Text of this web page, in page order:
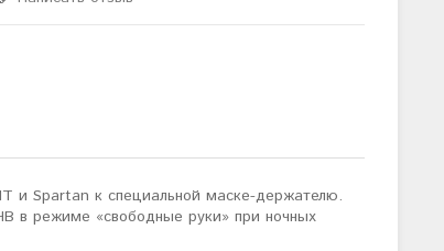
и Spartan к специальной маске-держателю.
в режиме «свободные руки» при ночных